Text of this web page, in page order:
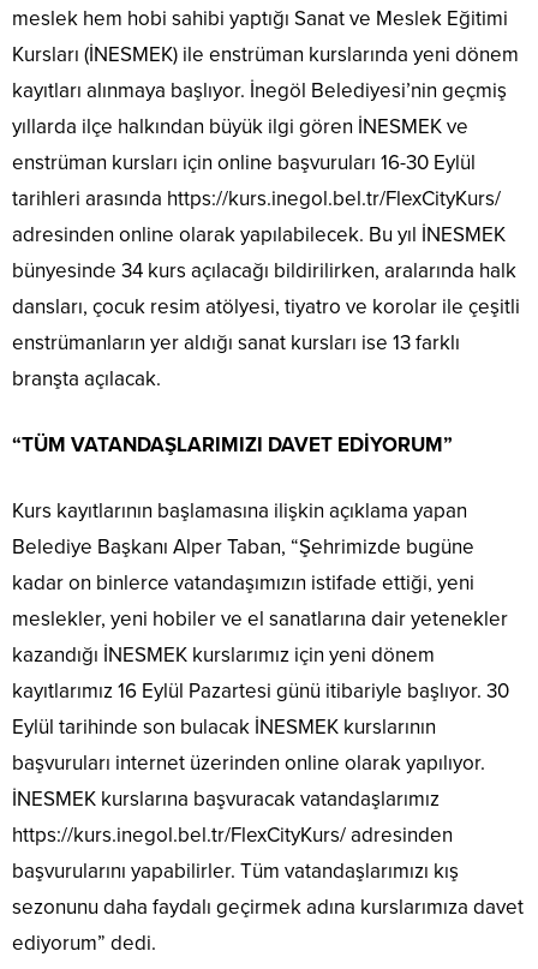
meslek hem hobi sahibi yaptığı Sanat ve Meslek Eğitimi
Kursları (İNESMEK) ile enstrüman kurslarında yeni dönem
kayıtları alınmaya başlıyor. İnegöl Belediyesi’nin geçmiş
yıllarda ilçe halkından büyük ilgi gören İNESMEK ve
enstrüman kursları için online başvuruları 16-30 Eylül
tarihleri arasında https://kurs.inegol.bel.tr/FlexCityKurs/
adresinden online olarak yapılabilecek. Bu yıl İNESMEK
bünyesinde 34 kurs açılacağı bildirilirken, aralarında halk
dansları, çocuk resim atölyesi, tiyatro ve korolar ile çeşitli
enstrümanların yer aldığı sanat kursları ise 13 farklı
branşta açılacak.
“TÜM VATANDAŞLARIMIZI DAVET EDİYORUM”
Kurs kayıtlarının başlamasına ilişkin açıklama yapan
Belediye Başkanı Alper Taban, “Şehrimizde bugüne
kadar on binlerce vatandaşımızın istifade ettiği, yeni
meslekler, yeni hobiler ve el sanatlarına dair yetenekler
kazandığı İNESMEK kurslarımız için yeni dönem
kayıtlarımız 16 Eylül Pazartesi günü itibariyle başlıyor. 30
Eylül tarihinde son bulacak İNESMEK kurslarının
başvuruları internet üzerinden online olarak yapılıyor.
İNESMEK kurslarına başvuracak vatandaşlarımız
https://kurs.inegol.bel.tr/FlexCityKurs/ adresinden
başvurularını yapabilirler. Tüm vatandaşlarımızı kış
sezonunu daha faydalı geçirmek adına kurslarımıza davet
ediyorum” dedi.